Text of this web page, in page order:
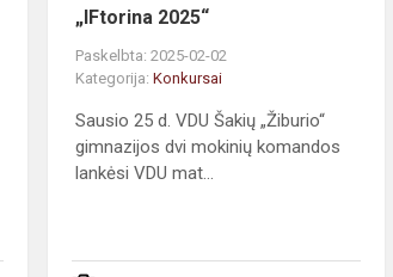
„IFtorina 2025“
Paskelbta: 2025-02-02
Kategorija:Konkursai
Sausio 25 d. VDU Šakių „Žiburio“
gimnazijos dvi mokinių komandos
lankėsi VDU mat...